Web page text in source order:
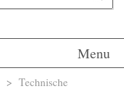
Menu
> Technische